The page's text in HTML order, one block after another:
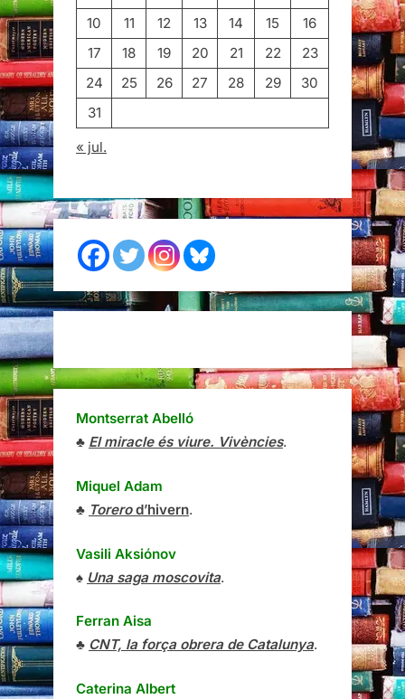
10
11 12 13 14 15
16
17
18 19 20 21 22
23
24
25 26 27 28 29
30
31
« jul.
Montserrat Abelló
♣ El miracle és viure. Vivències.
Miquel Adam
♣ Torerod’hivern.
Vasili Aksiónov
♠ Una saga moscovita.
Ferran Aisa
♣ CNT, la força obrera de Catalunya.
Caterina Albert